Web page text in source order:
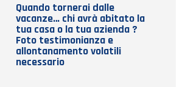
Quando tornerai dalle
vacanze… chi avrà abitato la
tua casa o la tua azienda ?
Foto testimonianza e
allontanamento volatili
necessario